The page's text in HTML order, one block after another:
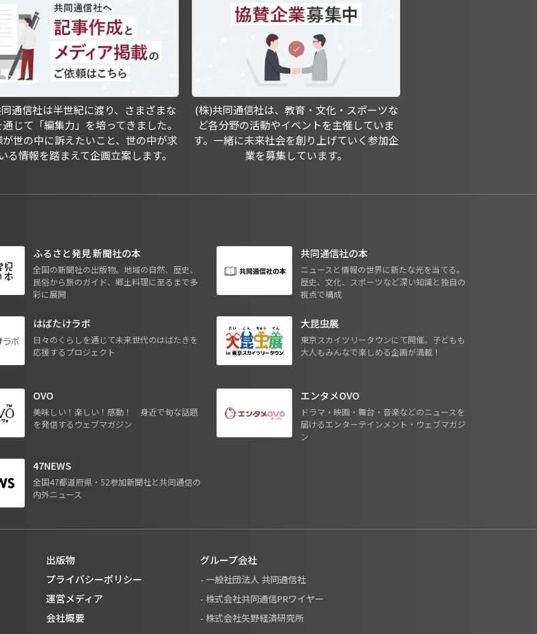
通信社は半世紀に渡り、さまざまな
じて「編集力」を培ってきました。
が世の中に訴えたいこと、世の中が求
る情報を踏まえて企画立案します。
(株)共同通信社は、教育・文化・スポーツな
ど各分野の活動やイベントを主催していま
す。一緒に未来社会を創り上げていく参加企
業を募集しています。
ふるさと発見 新聞社の本
全国の新聞社の出版物。地域の自然、歴史、
民俗から旅のガイド、郷土料理に至るまで多
彩に展開
共同通信社の本
ニュースと情報の世界に新たな光を当てる。
歴史、文化、スポーツなど深い知識と独自の
視点で構成
はばたけラボ
日々のくらしを通じて未来世代のはばたきを
応援するプロジェクト
大昆虫展
東京スカイツリータウンにて開催。子どもも
大人もみんなで楽しめる企画が満載！
OVO
美味しい！楽しい！感動！ 身近で旬な話題
を発信するウェブマガジン
エンタメOVO
ドラマ・映画・舞台・音楽などのニュースを
届けるエンターテインメント・ウェブマガジ
ン
47NEWS
全国47都道府県・52参加新聞社と共同通信の
内外ニュース
出版物
プライバシーポリシー
運営メディア
会社概要
グループ会社
- 一般社団法人 共同通信社
- 株式会社共同通信PRワイヤー
- 株式会社矢野経済研究所